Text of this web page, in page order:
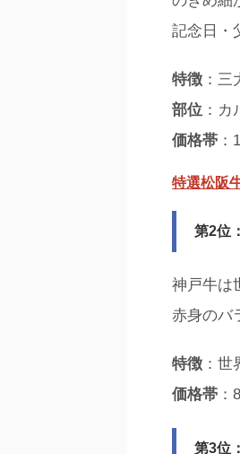
記念日・
特徴 ：
部位 ：
価格帯
特選松阪
第2位
神戸牛は
赤身のバ
特徴 ：
価格帯
第3位